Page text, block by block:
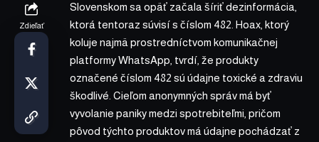
Zdieľať
Slovenskom sa opäť začala šíriť dezinformácia,
ktorá tentoraz súvisí s číslom 482. Hoax, ktorý
koluje najmä prostredníctvom komunikačnej
platformy WhatsApp, tvrdí, že produkty
označené číslom 482 sú údajne toxické a zdraviu
škodlivé. Cieľom anonymných správ má byť
vyvolanie paniky medzi spotrebiteľmi, pričom
pôvod týchto produktov má údajne pochádzať z